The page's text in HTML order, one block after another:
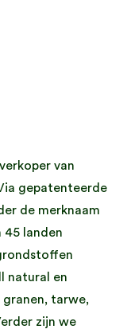
van
gepatenteerde
de merknaam
45 landen
natural en
tarwe,
zijn we